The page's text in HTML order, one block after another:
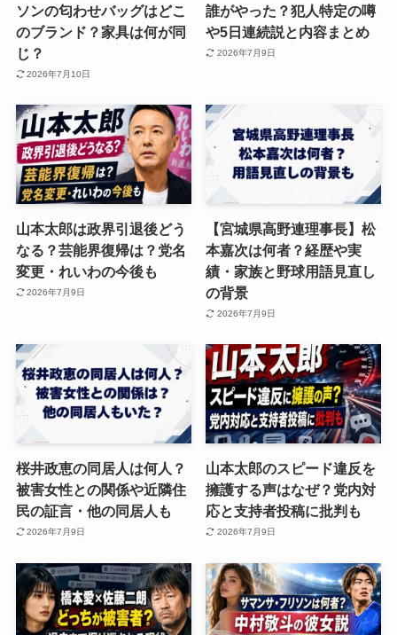
ソンの匂わせバッグはどこ
のブランド？家具は何が同
じ？
2026年7月10日
誰がやった？犯人特定の噂
や5日連続説と内容まとめ
2026年7月9日
山本太郎は政界引退後どう
なる？芸能界復帰は？党名
変更・れいわの今後も
2026年7月9日
【宮城県高野連理事長】松
本嘉次は何者？経歴や実
績・家族と野球用語見直し
の背景
2026年7月9日
桜井政恵の同居人は何人？
被害女性との関係や近隣住
民の証言・他の同居人も
2026年7月9日
山本太郎のスピード違反を
擁護する声はなぜ？党内対
応と支持者投稿に批判も
2026年7月9日